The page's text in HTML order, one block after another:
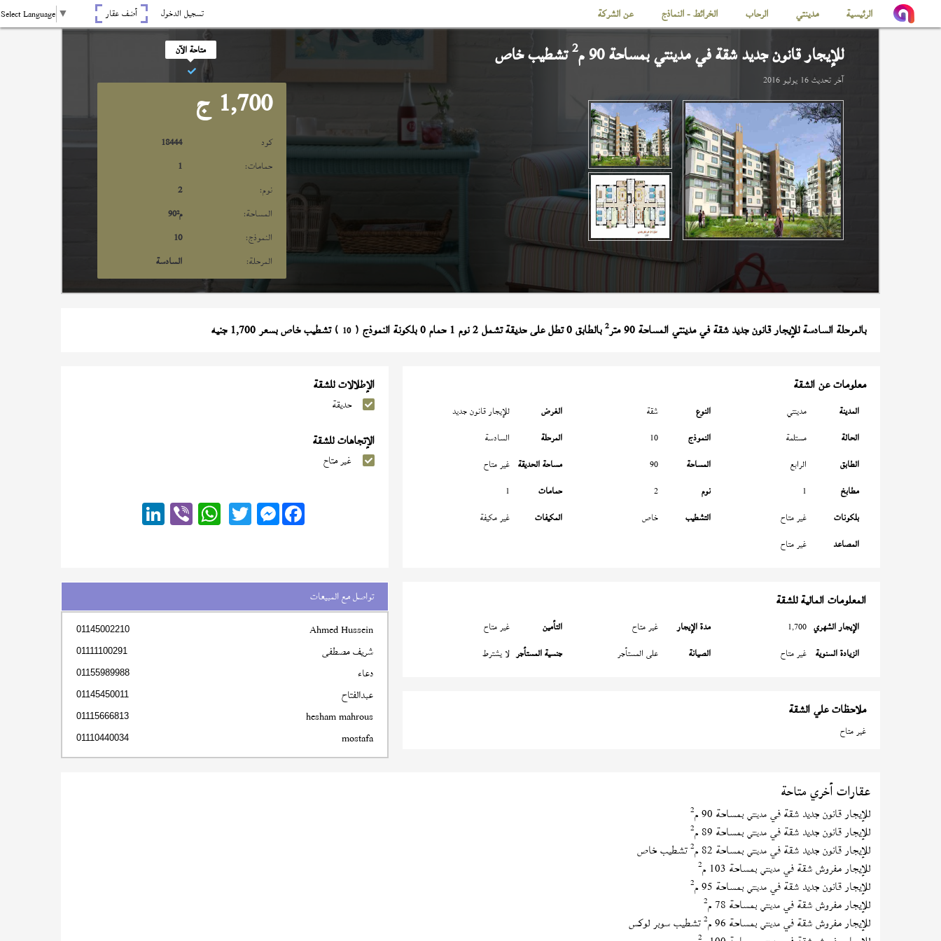
الرئيسية مدينتي الرحاب الخرائط - النماذج عن الشركة تسجيل الدخول أضف عقار Select Language ▼
للإيجار قانون جديد شقة فيمدينتيبمساحة 90 م 2تشطيب خاص
آخر تحديث16 يوليو 2016
متاحة الآن
1,700 ج
كود
18444
حمامات:
1
نوم:
2
المساحة:
90م²
النموذج:
10
المرحلة:
السادسة
بالمرحلة السادسة للإيجار قانون جديد شقة في مدينتي المساحة 90 متر 2بالطابق 0 تطل على حديقة تشمل 2 نوم 1 حمام 0 بلكونة النموذج ( 10 ) تشطيب خاص بسعر 1,700 جنيه
معلومات عن الشقة
المدينة مدينتي النوع شقة الغرض
للإيجار قانون جديد
الحالة
مستلمة النموذج 10 المرحلة
السادسة
الطابق
الرابع المساحة 90 مساحة الحديقة غير متاح
مطابخ
1 نوم 2 حمامات
1
بلكونات
غير متاح التشطيب خاص المكيفات
غير مكيفة
المصاعد
غير متاح
الإطلالات للشقة
حديقة
الإتجاهات للشقة
غير متاح
Messenger
المعلومات المالية للشقة
الإيجار الشهري 1,700 مدة الإيجار غير متاح التأمين
غير متاح
الزيادة السنوية غير متاح الصيانة على المستأجر جنسية المستأجر لا يشترط
ملاحظات علي الشقة
غير متاح
تواصل مع المبيعات
Ahmed Hussein
01145002210
شريف مصطفى 01111100291
دعاء 01155989988
عبدالفتاح 01145450011
hesham mahrous
01115666813
mostafa
01110440034
عقارات أخري متاحة
للإيجار قانون جديد شقة في مدينتي بمساحة 90 م 2
للإيجار قانون جديد شقة في مدينتي بمساحة 89 م 2
للإيجار قانون جديد شقة في مدينتي بمساحة 82 م 2تشطيب خاص
للإيجار مفروش شقة في مدينتي بمساحة 103 م 2
للإيجار قانون جديد شقة في مدينتي بمساحة 95 م 2
للإيجار مفروش شقة في مدينتي بمساحة 78 م 2
للإيجار مفروش شقة في مدينتي بمساحة 96 م 2تشطيب سوبر لوكس
2